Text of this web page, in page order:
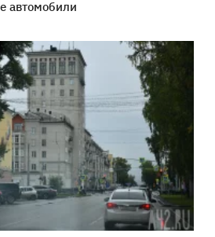
автомобили